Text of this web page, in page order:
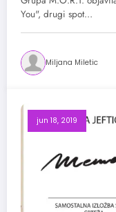
You", drugi spot…
Miljana Miletic
jun 18, 2019